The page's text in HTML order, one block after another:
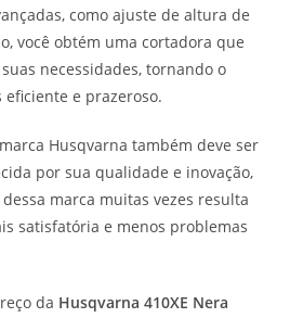
como ajuste de altura de
você obtém uma cortadora que
necessidades, tornando o
e prazeroso.
Husqvarna também deve ser
por sua qualidade e inovação,
marca muitas vezes resulta
satisfatória e menos problemas
da Husqvarna 410XE Nera